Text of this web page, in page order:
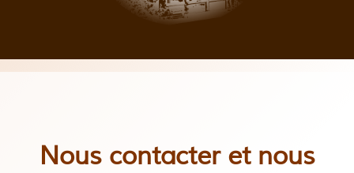
Nous contacter et nous